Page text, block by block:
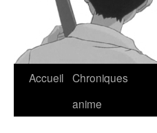
Accueil Chroniques
anime